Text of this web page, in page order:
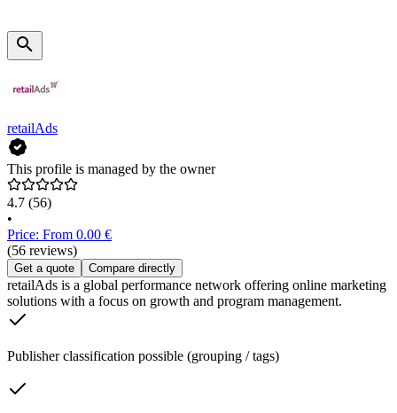
retailAds
This profile is managed by the owner
4.7 (56)
•
Price: From 0.00 €
(56 reviews)
Get a quote Compare directly
retailAds is a global performance network offering online marketing
solutions with a focus on growth and program management.
Publisher classification possible (grouping / tags)